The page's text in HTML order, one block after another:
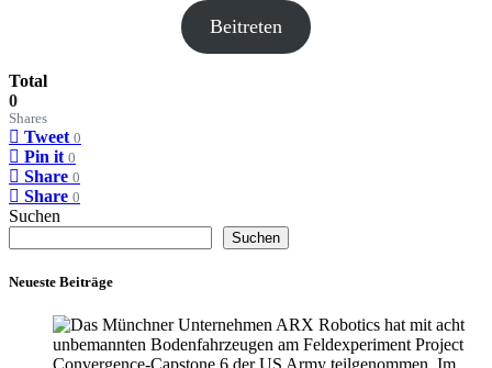
Beitreten
Total
0
Shares
Tweet 0
Pin it 0
Share 0
Share 0
Suchen
Suchen
Neueste Beiträge